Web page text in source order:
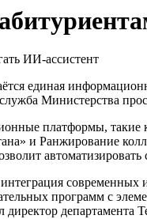
единая
Министерства
платформы,
и Ранжирование
современных
программ с